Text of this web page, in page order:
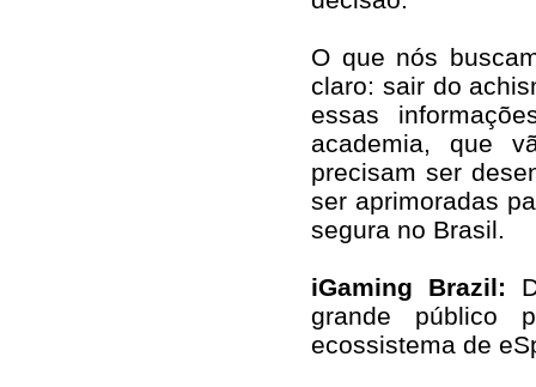
O que nós
claro: sair do
essas
academia, que
precisam ser
ser aprimoradas
segura no Brasil.
iGaming Brazil:
grande público
ecossistema de